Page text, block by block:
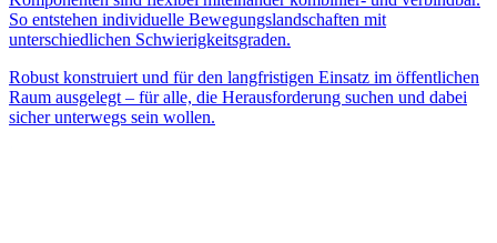
So entstehen individuelle Bewegungslandschaften mit
unterschiedlichen Schwierigkeitsgraden.
Robust konstruiert und für den langfristigen Einsatz im öffentlichen
Raum ausgelegt – für alle, die Herausforderung suchen und dabei
sicher unterwegs sein wollen.